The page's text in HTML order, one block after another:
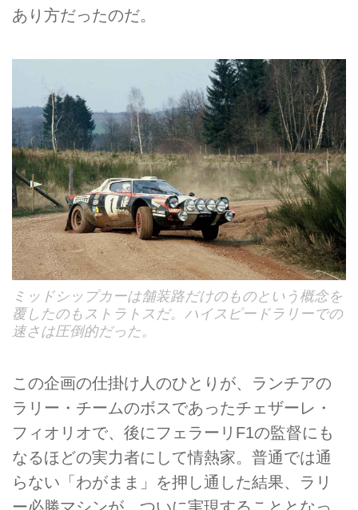
あり方だったのだ。
ミッドシップカーは舗装路だけのものという概念を
覆したのもストラトスだ。ハイスピードラリーでの
速さは圧倒的だった。
この企画の仕掛け人のひとりが、ランチアの
ラリー・チームのボスであったチェザーレ・
フィオリオで、後にフェラーリF1の監督にも
なるほどの実力者にして情熱家。普通では通
らない「わがまま」を押し通した結果、ラリ